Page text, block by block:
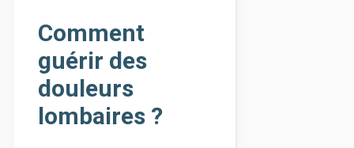
Comment
guérir des
douleurs
lombaires ?